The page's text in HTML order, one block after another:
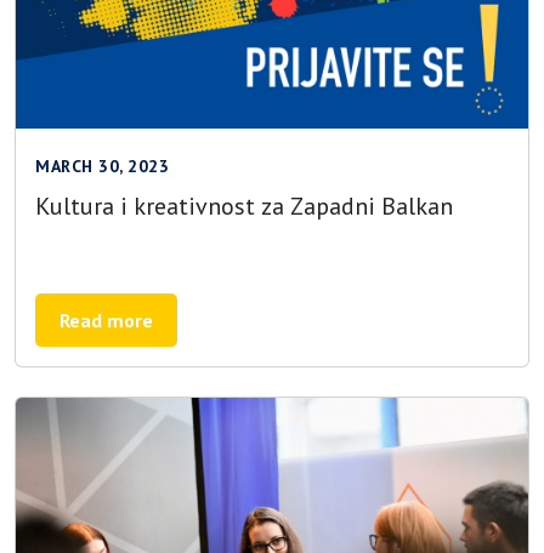
MARCH 30, 2023
Kultura i kreativnost za Zapadni Balkan
Read more